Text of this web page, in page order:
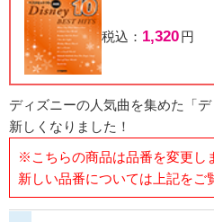
税込： 1,320円
ディズニーの人気曲を集めた「
新しくなりました！
※こちらの商品は品番を変更し
新しい品番については上記をご